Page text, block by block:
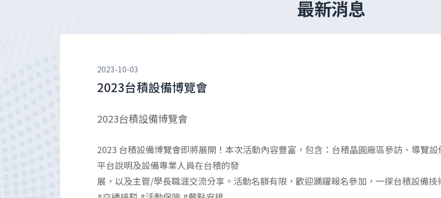
最新消息
2023-10-03
2023台積設備博覽會
2023台積設備博覽會
2023 台積設備博覽會即將展開！本次活動內容豐富，包含：台積晶圓廠區參訪、導覽
平台說明及設備專業人員在台積的發
展，以及主管/學長職涯交流分享。活動名額有限，歡迎踴躍報名參加，一探台積設備技